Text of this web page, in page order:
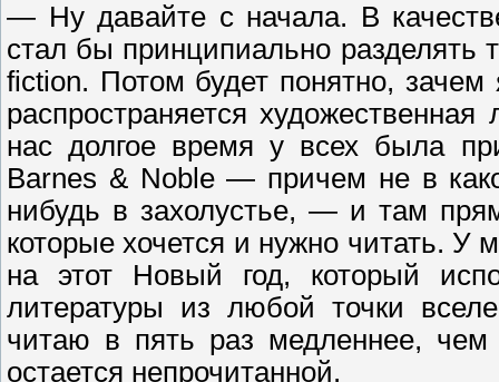
— Ну давайте с начала. В
стал бы принципиально разделять
fiction. Потом будет понятно, зачем
распространяется
нас долгое время у всех была
Barnes & Noble — причем не в
нибудь в захолустье, — и там
которые хочется и нужно читать.
на этот Новый год, который
литературы из любой точки
читаю в пять раз медленнее, чем
остается непрочитанной.